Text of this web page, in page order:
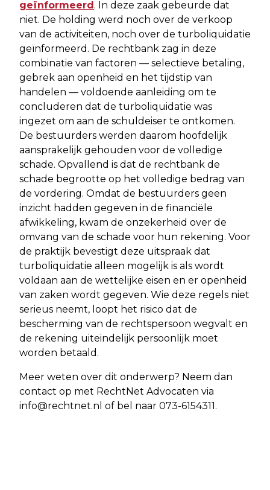
geïnformeerd. In deze zaak gebeurde dat
niet. De holding werd noch over de verkoop
van de activiteiten, noch over de turboliquidatie
geïnformeerd. De rechtbank zag in deze
combinatie van factoren — selectieve betaling,
gebrek aan openheid en het tijdstip van
handelen — voldoende aanleiding om te
concluderen dat de turboliquidatie was
ingezet om aan de schuldeiser te ontkomen.
De bestuurders werden daarom hoofdelijk
aansprakelijk gehouden voor de volledige
schade. Opvallend is dat de rechtbank de
schade begrootte op het volledige bedrag van
de vordering. Omdat de bestuurders geen
inzicht hadden gegeven in de financiële
afwikkeling, kwam de onzekerheid over de
omvang van de schade voor hun rekening. Voor
de praktijk bevestigt deze uitspraak dat
turboliquidatie alleen mogelijk is als wordt
voldaan aan de wettelijke eisen en er openheid
van zaken wordt gegeven. Wie deze regels niet
serieus neemt, loopt het risico dat de
bescherming van de rechtspersoon wegvalt en
de rekening uiteindelijk persoonlijk moet
worden betaald.
Meer weten over dit onderwerp? Neem dan
contact op met RechtNet Advocaten via
info@rechtnet.nl of bel naar 073-6154311.